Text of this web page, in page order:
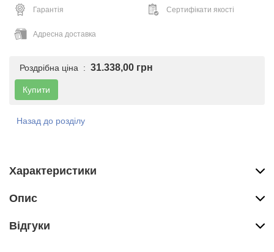
Гарантія Сертифікати якості
Адресна доставка
Роздрібна ціна : 31.338,00 грн
Купити
Назад до розділу
Характеристики
Опис
Вiдгуки